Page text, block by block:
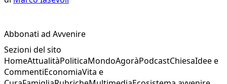
Abbonati ad Avvenire
Sezioni del sito
HomeAttualitàPoliticaMondoAgoràPodcastChiesaIdee e
CommentiEconomiaVita e